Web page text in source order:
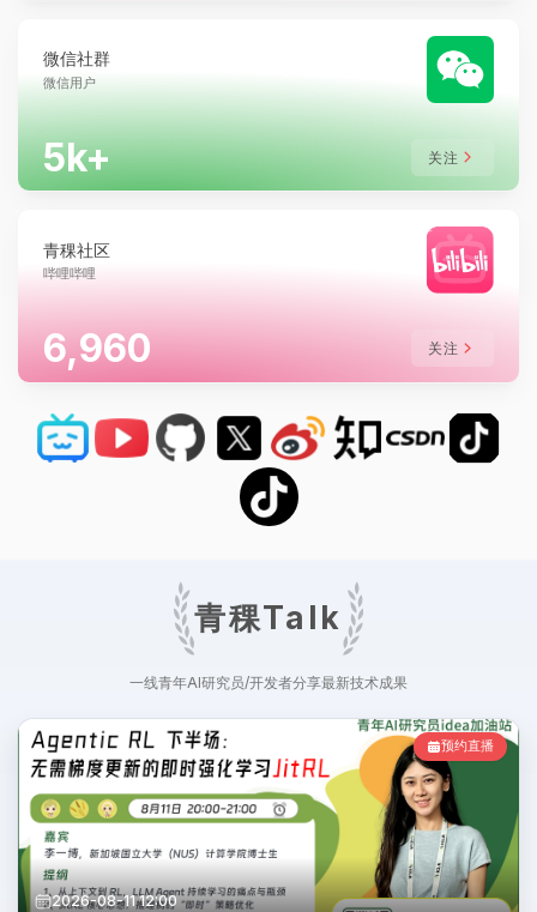
微信社群
微信用户
5k+ 关注
青稞社区
哔哩哔哩
7.2k+ 关注
青稞Talk
一线青年AI研究员/开发者分享最新技术成果
预约直播
2026-08-11 12:00